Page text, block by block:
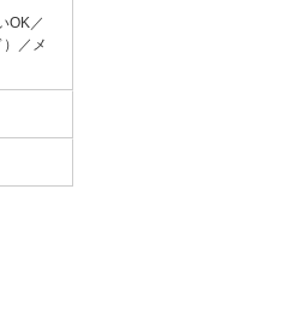
OK／
／メ